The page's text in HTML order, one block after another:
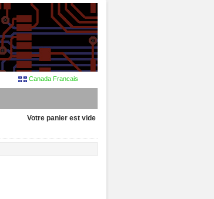
Canada Francais
Votre panier est vide